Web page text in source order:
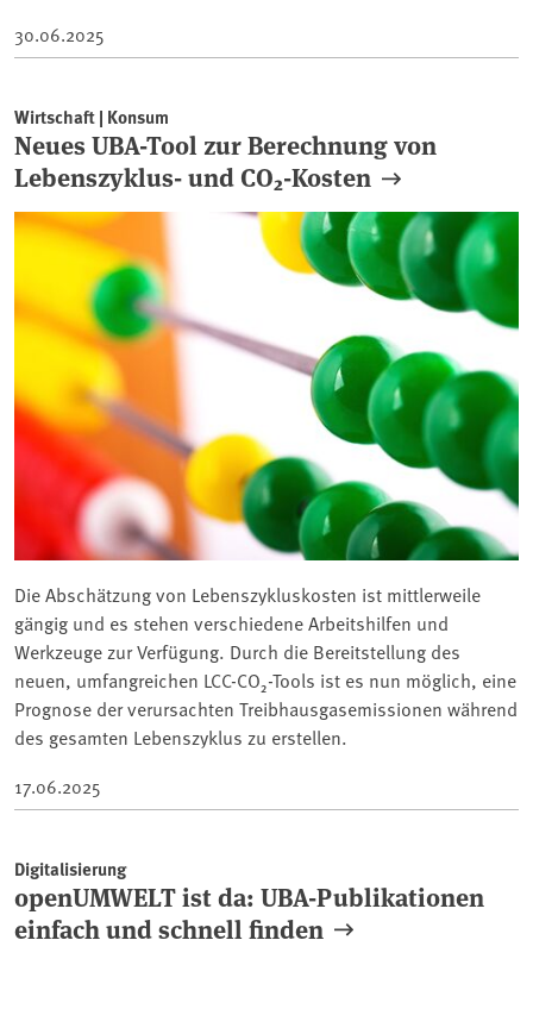
30.06.2025
Wirtschaft | Konsum
Neues UBA-Tool zur Berechnung von
Lebenszyklus- und CO₂-Kosten
Die Abschätzung von Lebenszykluskosten ist mittlerweile
gängig und es stehen verschiedene Arbeitshilfen und
Werkzeuge zur Verfügung. Durch die Bereitstellung des
neuen, umfangreichen LCC-CO₂-Tools ist es nun möglich, eine
Prognose der verursachten Treibhausgasemissionen während
des gesamten Lebenszyklus zu erstellen.
17.06.2025
Digitalisierung
openUMWELT ist da: UBA-Publikationen
einfach und schnell finden